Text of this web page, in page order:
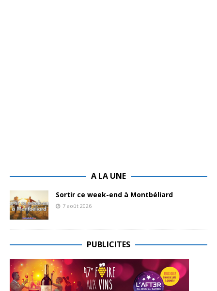
A LA UNE
Sortir ce week-end à Montbéliard
7 août 2026
PUBLICITES